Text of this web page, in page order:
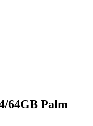
64GB Palm